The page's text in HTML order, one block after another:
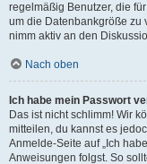
regelmäßig Benutzer, die
um die Datenbankgröße zu
nimm aktiv an den
Nach oben
Ich habe mein Passwort
Das ist nicht schlimm! Wir
mitteilen, du kannst es
Anmelde-Seite auf „Ich
Anweisungen folgst. So